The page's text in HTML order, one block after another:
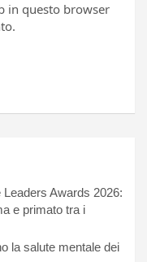
in questo browser
Leaders Awards 2026:
e primato tra i
la salute mentale dei